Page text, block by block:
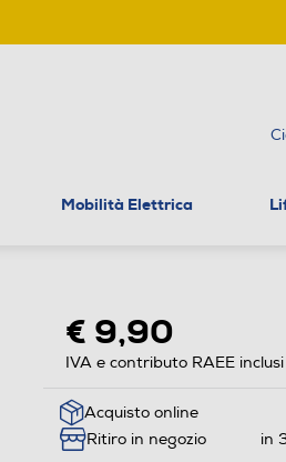
Mobilità Elettrica
€ 9,90
IVA e contributo RAEE inclusi
Acquisto online
Ritiro in negozio
in